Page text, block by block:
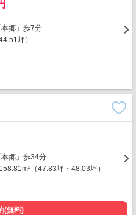
郷」歩7分
坪）
郷」歩34分
（47.83坪・48.03坪）
(無料)